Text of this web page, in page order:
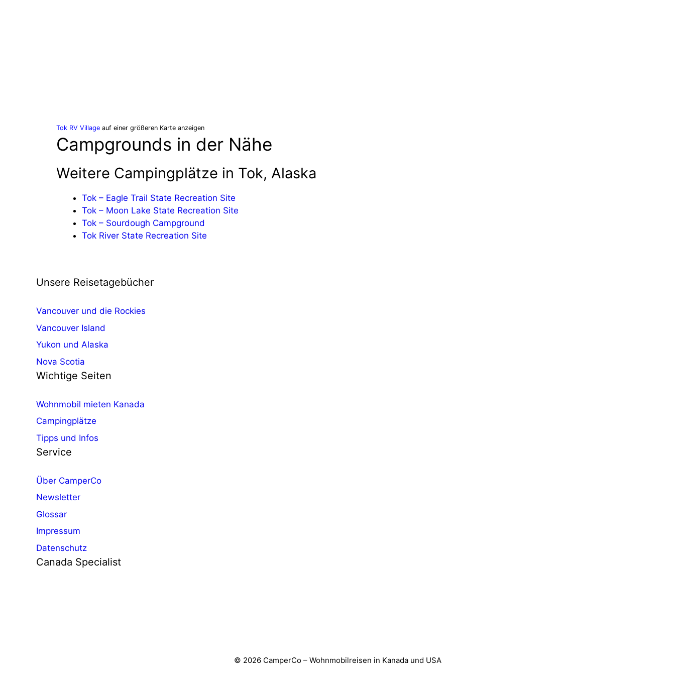
Tok RV Village auf einer größeren Karte anzeigen
Campgrounds in der Nähe
Weitere Campingplätze in Tok, Alaska
Tok – Eagle Trail State Recreation Site
Tok – Moon Lake State Recreation Site
Tok – Sourdough Campground
Tok River State Recreation Site
Unsere Reisetagebücher
Vancouver und die Rockies
Vancouver Island
Yukon und Alaska
Nova Scotia
Wichtige Seiten
Wohnmobil mieten Kanada
Campingplätze
Tipps und Infos
Service
Über CamperCo
Newsletter
Glossar
Impressum
Datenschutz
Canada Specialist
© 2026 CamperCo – Wohnmobilreisen in Kanada und USA